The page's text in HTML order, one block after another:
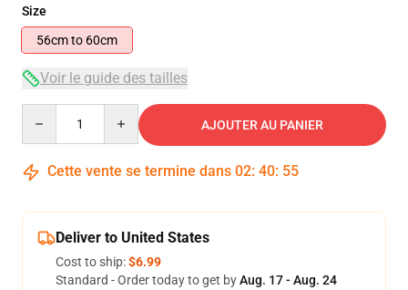
Size
56cm to 60cm
Voir le guide des tailles
AJOUTER AU PANIER
Cette vente se termine dans 02: 40: 54
Deliver to United States
Cost to ship:$6.99
Standard - Order today to get byAug. 17 - Aug. 24